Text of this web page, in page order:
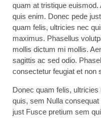
quam at tristique
quis enim. Donec pede
quam felis, ultricies nec
maximus. Phasellus
mollis dictum mi mollis.
sagittis ac sed odio.
consectetur feugiat et non
Donec quam felis,
quis, sem Nulla
just Fusce pretium sem